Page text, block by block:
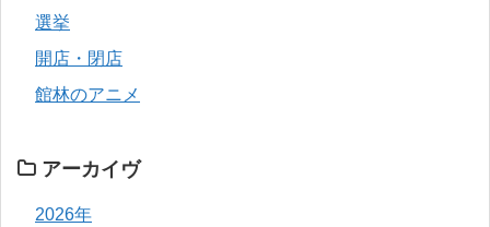
選挙
開店・閉店
館林のアニメ
アーカイヴ
2026年